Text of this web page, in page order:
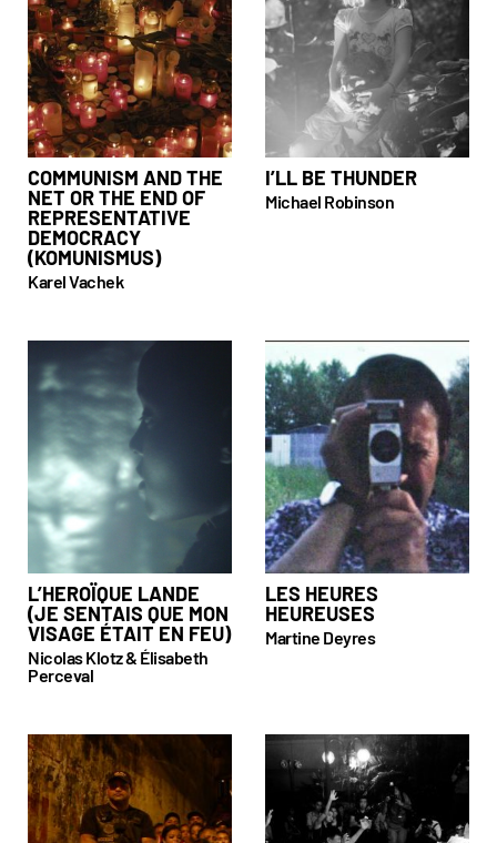
COMMUNISM AND THE
NET OR THE END OF
REPRESENTATIVE
DEMOCRACY
(KOMUNISMUS)
Karel Vachek
I’LL BE THUNDER
Michael Robinson
L’HEROÏQUE LANDE
(JE SENTAIS QUE MON
VISAGE ÉTAIT EN FEU)
Nicolas Klotz & Élisabeth
Perceval
LES HEURES
HEUREUSES
Martine Deyres